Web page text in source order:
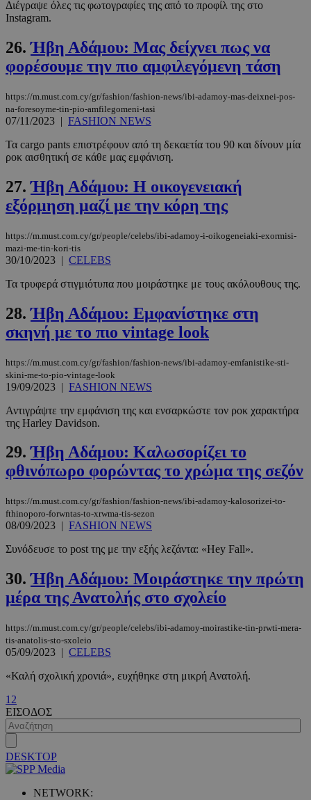
Διέγραψε όλες τις φωτογραφίες της από το προφίλ της στο
Instagram.
26.Ήβη Αδάμου: Μας δείχνει πως να
φορέσουμε την πιο αμφιλεγόμενη τάση
https://m.must.com.cy/gr/fashion/fashion-news/ibi-adamoy-mas-deixnei-pos-
na-foresoyme-tin-pio-amfilegomeni-tasi
07/11/2023 | FASHION NEWS
Τα cargo pants επιστρέφουν από τη δεκαετία του 90 και δίνουν μία
ροκ αισθητική σε κάθε μας εμφάνιση.
27.Ήβη Αδάμου: Η οικογενειακή
εξόρμηση μαζί με την κόρη της
https://m.must.com.cy/gr/people/celebs/ibi-adamoy-i-oikogeneiaki-exormisi-
mazi-me-tin-kori-tis
30/10/2023 | CELEBS
Τα τρυφερά στιγμιότυπα που μοιράστηκε με τους ακόλουθους της.
28.Ήβη Αδάμου: Εμφανίστηκε στη
σκηνή με το πιο vintage look
https://m.must.com.cy/gr/fashion/fashion-news/ibi-adamoy-emfanistike-sti-
skini-me-to-pio-vintage-look
19/09/2023 | FASHION NEWS
Αντιγράψτε την εμφάνιση της και ενσαρκώστε τον ροκ χαρακτήρα
της Harley Davidson.
29.Ήβη Αδάμου: Καλωσορίζει το
φθινόπωρο φορώντας το χρώμα της σεζόν
https://m.must.com.cy/gr/fashion/fashion-news/ibi-adamoy-kalosorizei-to-
fthinoporo-forwntas-to-xrwma-tis-sezon
08/09/2023 | FASHION NEWS
Συνόδευσε το post της με την εξής λεζάντα: «Hey Fall».
30.Ήβη Αδάμου: Μοιράστηκε την πρώτη
μέρα της Ανατολής στο σχολείο
https://m.must.com.cy/gr/people/celebs/ibi-adamoy-moirastike-tin-prwti-mera-
tis-anatolis-sto-sxoleio
05/09/2023 | CELEBS
«Καλή σχολική χρονιά», ευχήθηκε στη μικρή Ανατολή.
1 2
ΕΙΣΟΔΟΣ
DESKTOP
NETWORK:
adserver.com
www.must.com.cy
m.must.com.cy
VISITOR_PRIVACY_METADATA